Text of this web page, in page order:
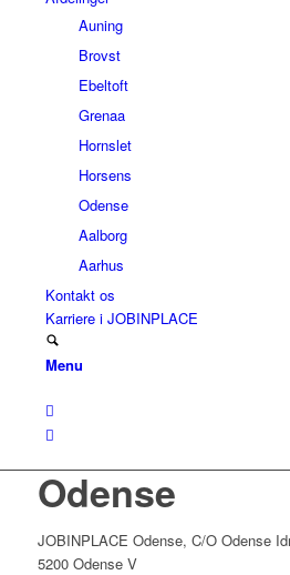
Auning
Brovst
Ebeltoft
Grenaa
Hornslet
Horsens
Odense
Aalborg
Aarhus
Kontakt os
Karriere i JOBINPLACE
Menu
Odense
JOBINPLACE Odense, C/O Odense
5200 Odense V